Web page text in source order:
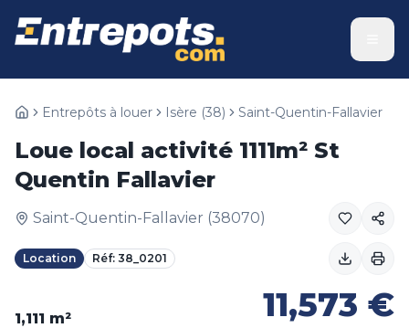
Entrepôts à louer Isère (38) Saint-Quentin-Fallavier
Loue local activité 1111m² St
Quentin Fallavier
Saint-Quentin-Fallavier (38070)
Location Réf: 38_0201
1,111 m² 11,573 €